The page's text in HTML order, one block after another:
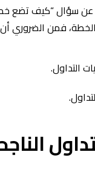
سؤال “كيف تضع خطة
فمن الضروري أن
التداول.